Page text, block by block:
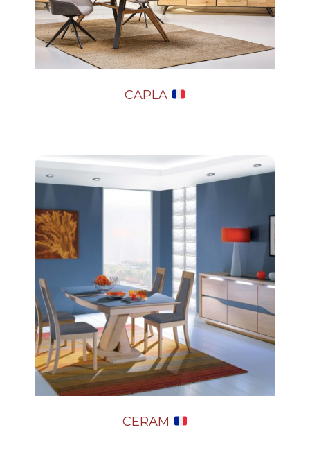
CAPLA
CERAM